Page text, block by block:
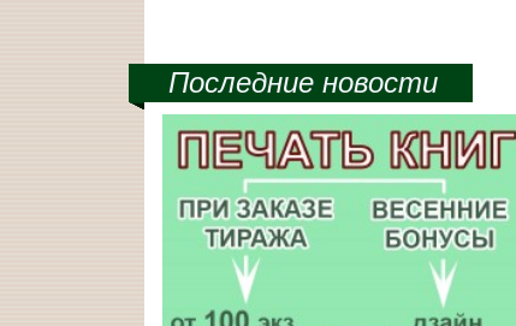
Последние новости